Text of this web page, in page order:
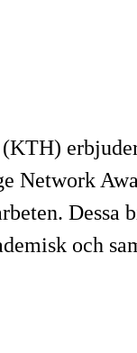
Dessa
och